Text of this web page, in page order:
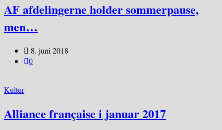
AF afdelingerne holder sommerpause,
men…
8. juni 2018
0
Kultur
Alliance française i januar 2017